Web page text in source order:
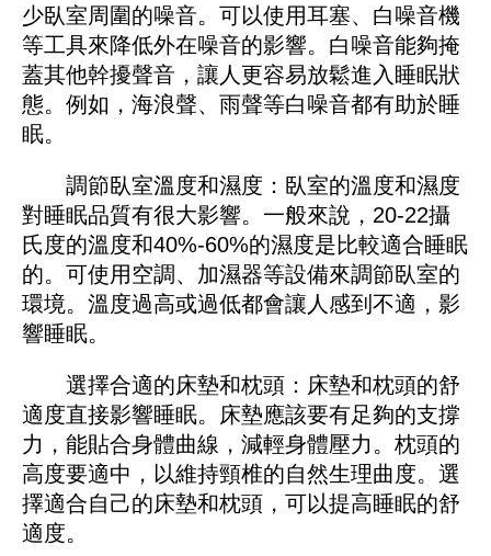
少臥室周圍的噪音。可以使用耳塞、白噪音機
等工具來降低外在噪音的影響。白噪音能夠掩
蓋其他幹擾聲音，讓人更容易放鬆進入睡眠狀
態。例如，海浪聲、雨聲等白噪音都有助於睡
眠。
調節臥室溫度和濕度：臥室的溫度和濕度
對睡眠品質有很大影響。一般來說，20-22攝
氏度的溫度和40%-60%的濕度是比較適合睡眠
的。可使用空調、加濕器等設備來調節臥室的
環境。溫度過高或過低都會讓人感到不適，影
響睡眠。
選擇合適的床墊和枕頭：床墊和枕頭的舒
適度直接影響睡眠。床墊應該要有足夠的支撐
力，能貼合身體曲線，減輕身體壓力。枕頭的
高度要適中，以維持頸椎的自然生理曲度。選
擇適合自己的床墊和枕頭，可以提高睡眠的舒
適度。